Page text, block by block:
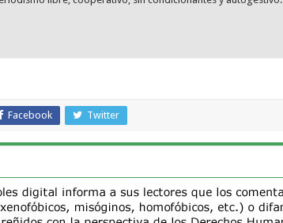
Facebook Twitter